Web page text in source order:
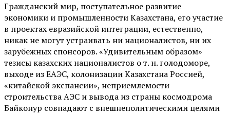
Гражданский мир, поступательное развитие
экономики и промышленности Казахстана, его участие
в проектах евразийской интеграции, естественно,
никак не могут устраивать ни националистов, ни их
зарубежных спонсоров. «Удивительным образом»
тезисы казахских националистов о т. н. голодоморе,
выходе из ЕАЭС, колонизации Казахстана Россией,
«китайской экспансии», неприемлемости
строительства АЭС и вывода из страны космодрома
Байконур совпадают с внешнеполитическими целями